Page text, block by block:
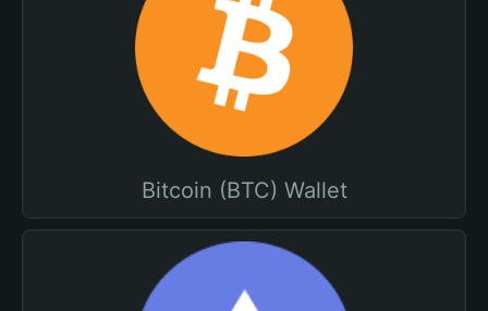
Bitcoin (BTC) Wallet